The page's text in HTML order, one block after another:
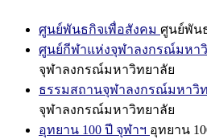
ศูนย์พันธกิจเพื่อสังคม ศูนย์พัน
ศูนย์กีฬาแห่งจุฬาลงกรณ์มหา
จุฬาลงกรณ์มหาวิทยาลัย
ธรรมสถานจุฬาลงกรณ์มหาวิ
จุฬาลงกรณ์มหาวิทยาลัย
อุทยาน 100 ปี จุฬาฯ อุทยาน